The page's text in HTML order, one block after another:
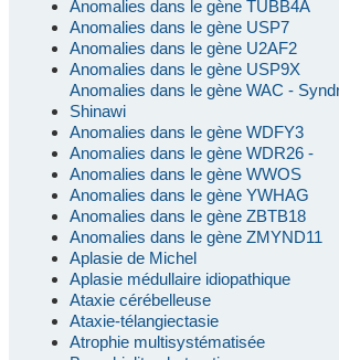
Anomalies dans le gène TUBB4A
Anomalies dans le gène USP7
Anomalies dans le gène U2AF2
Anomalies dans le gène USP9X
Anomalies dans le gène WAC -
Shinawi
Anomalies dans le gène WDFY3
Anomalies dans le gène WDR26 -
Anomalies dans le gène WWOS
Anomalies dans le gène YWHAG
Anomalies dans le gène ZBTB18
Anomalies dans le gène ZMYND11
Aplasie de Michel
Aplasie médullaire idiopathique
Ataxie cérébelleuse
Ataxie-télangiectasie
Atrophie multisystématisée